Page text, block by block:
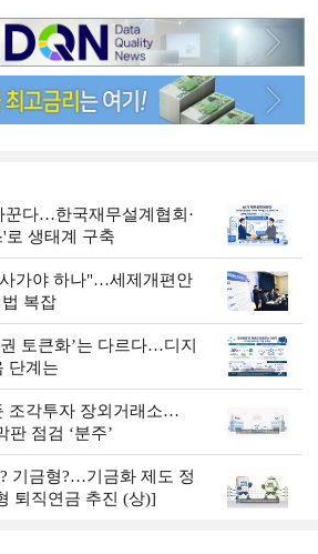
꾼다…한국재무설계협회·
로 생태계 구축
가야 하나"…세제개편안
복잡
권 토큰화’는 다르다…디지
단계는
조각투자 장외거래소…
판 점검 ‘분주’
기금형?…기금화 제도 정
퇴직연금 추진 (상)]